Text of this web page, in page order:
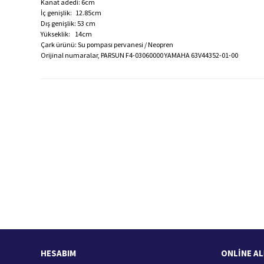
Kanat adedi: 6cm
İç genişlik: 12.85cm
Dış genişlik: 53 cm
Yükseklik: 14cm
Çark ürünü: Su pompası pervanesi / Neopren
Orijinal numaralar, PARSUN F4-03060000 YAMAHA 63V44352-01-00
HESABIM ONLİNE